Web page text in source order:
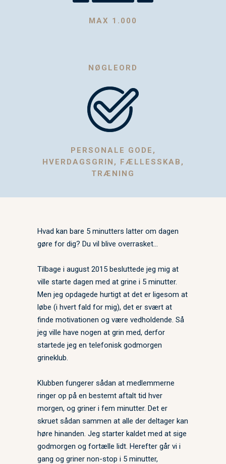
MAX 1.000
NØGLEORD
PERSONALE GODE,
HVERDAGSGRIN, FÆLLESSKAB,
TRÆNING
Hvad kan bare 5 minutters latter om dagen
gøre for dig? Du vil blive overrasket…
Tilbage i august 2015 besluttede jeg mig at
ville starte dagen med at grine i 5 minutter.
Men jeg opdagede hurtigt at det er ligesom at
løbe (i hvert fald for mig), det er svært at
finde motivationen og være vedholdende. Så
jeg ville have nogen at grin med, derfor
startede jeg en telefonisk godmorgen
grineklub.
Klubben fungerer sådan at medlemmerne
ringer op på en bestemt aftalt tid hver
morgen, og griner i fem minutter. Det er
skruet sådan sammen at alle der deltager kan
høre hinanden. Jeg starter kaldet med at sige
godmorgen og fortælle lidt. Herefter går vi i
gang og griner non-stop i 5 minutter,